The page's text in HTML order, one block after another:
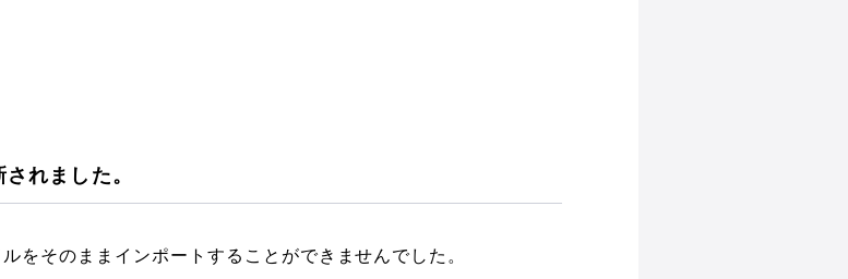
れました。
をそのままインポートすることができませんでした。